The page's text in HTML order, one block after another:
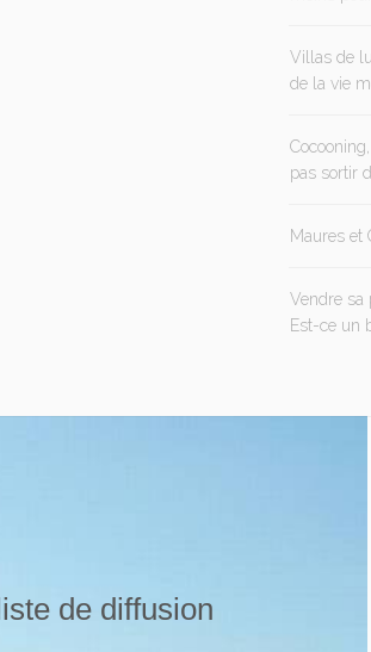
Villas de
de la vie
pas sortir
Maures et
Vendre sa
Est-ce un
de diffusion